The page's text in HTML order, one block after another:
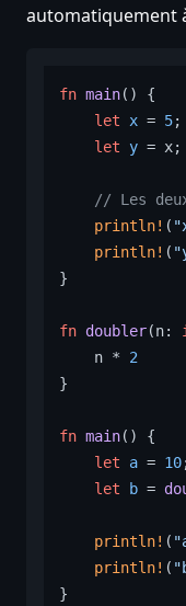
automatiquement
fn main() {
let x = 5;
let y = x;
// Les
println! (
println! (
}
fn doubler(n:
    n *
2
}
fn main() {
let
a = 10
let
b =
println! (
println! (